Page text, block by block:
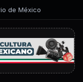
de México